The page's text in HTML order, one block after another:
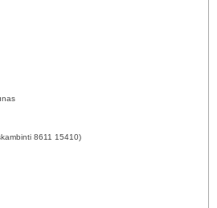
8611 15410)